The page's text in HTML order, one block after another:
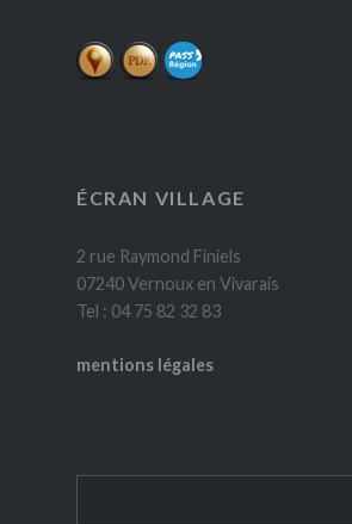
ÉCRAN VILLAGE
2 rue Raymond Finiels
07240 Vernoux en Vivarais
Tel : 04 75 82 32 83
mentions légales